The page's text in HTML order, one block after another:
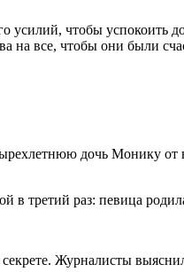
чтобы успокоить
на все, чтобы они были
дочь Монику от
в третий раз: певица
Журналисты